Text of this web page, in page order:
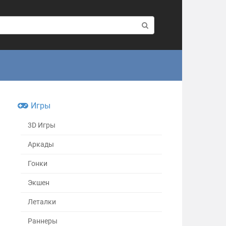
Игры
3D Игры
Аркады
Гонки
Экшен
Леталки
Раннеры